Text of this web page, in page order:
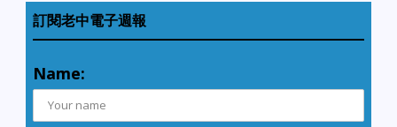
訂閱老中電子週報
Name: